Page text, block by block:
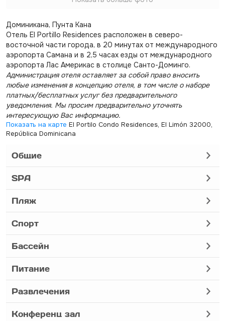
Доминикана, Пунта Кана
Отель El Portillo Residences расположен в северо-
восточной части города, в 20 минутах от международного
аэропорта Самана и в 2,5 часах езды от международного
аэропорта Лас Америкас в столице Санто-Доминго.
Администрация отеля оставляет за собой право вносить
любые изменения в концепцию отеля, в том числе о наборе
платных/бесплатных услуг без предварительного
уведомления. Мы просим предварительно уточнять
интересующую Вас информацию.
Показать на карте El Portilo Condo Residences, El Limón 32000,
República Dominicana
Общие
SPA
Пляж
Спорт
Бассейн
Питание
Развлечения
Конференц зал